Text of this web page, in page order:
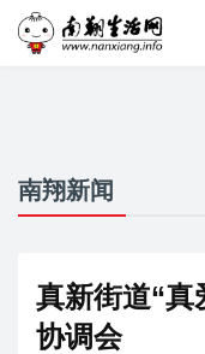
南翔新闻
真新街道“真
协调会